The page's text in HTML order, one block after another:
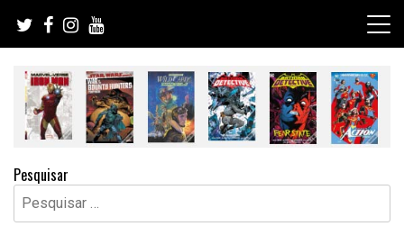
content
Pesquisar
Pesquisar
por: